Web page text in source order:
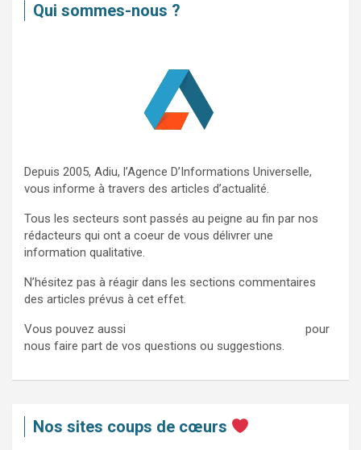
c
Qui sommes-nous ?
Depuis 2005, Adiu, l’Agence D’Informations Universelle,
vous informe à travers des articles d’actualité.
Tous les secteurs sont passés au peigne au fin par nos
rédacteurs qui ont a coeur de vous délivrer une
information qualitative.
N’hésitez pas à réagir dans les sections commentaires
des articles prévus à cet effet.
Vous pouvez aussi
pour
nous faire part de vos questions ou suggestions.
Nos sites coups de cœurs